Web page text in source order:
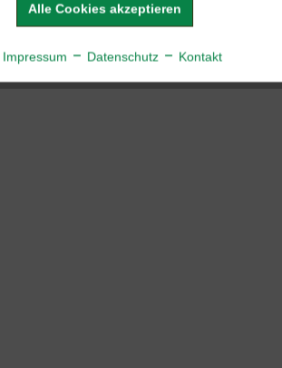
Links zu "Kaukasus - Fetthenne"
Alle Cookies akzeptieren
Impressum Datenschutz Kontakt